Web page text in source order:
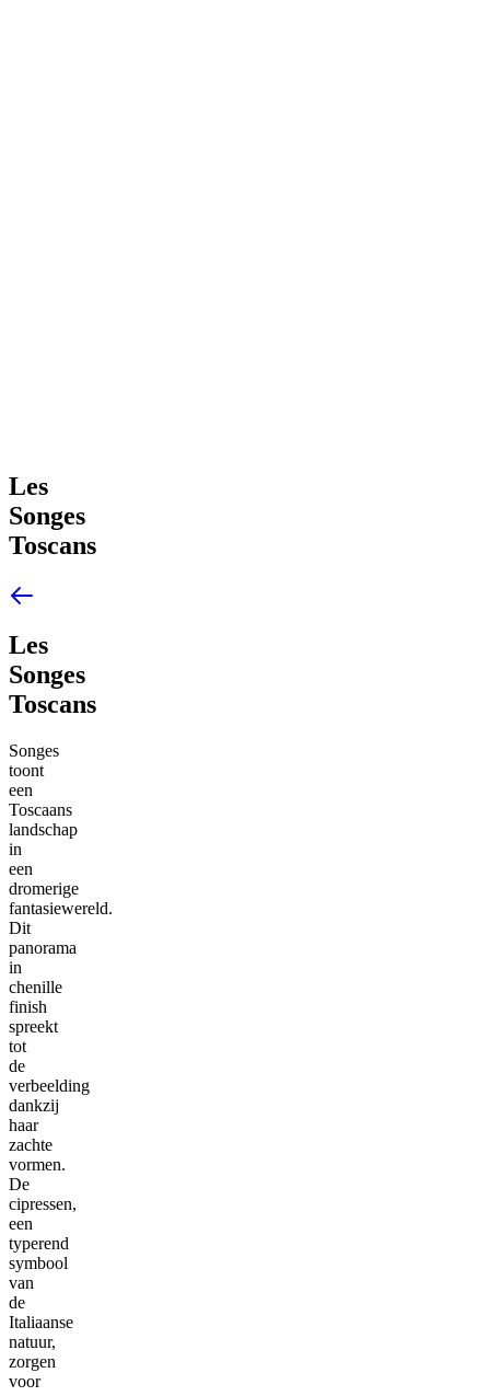
Les
Songes
Toscans
Les
Songes
Toscans
Songes
toont
een
Toscaans
landschap
in
een
dromerige
fantasiewereld.
Dit
panorama
in
chenille
finish
spreekt
tot
de
verbeelding
dankzij
haar
zachte
vormen.
De
cipressen,
een
typerend
symbool
van
de
Italiaanse
natuur,
zorgen
voor